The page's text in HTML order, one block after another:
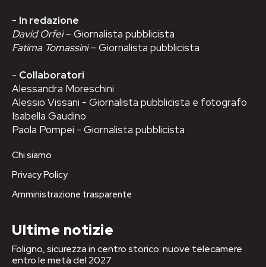
- In redazione
David Orfei– Giornalista pubblicista
Fatima Tomassini– Giornalista pubblicista
- Collaboratori
Alessandra Moreschini
Alessio Vissani - Giornalista pubblicista e fotografo
Isabella Gaudino
Paola Pompei - Giornalista pubblicista
Chi siamo
Privacy Policy
Amministrazione trasparente
Ultime notizie
Foligno, sicurezza in centro storico: nuove telecamere
entro le metà del 2027